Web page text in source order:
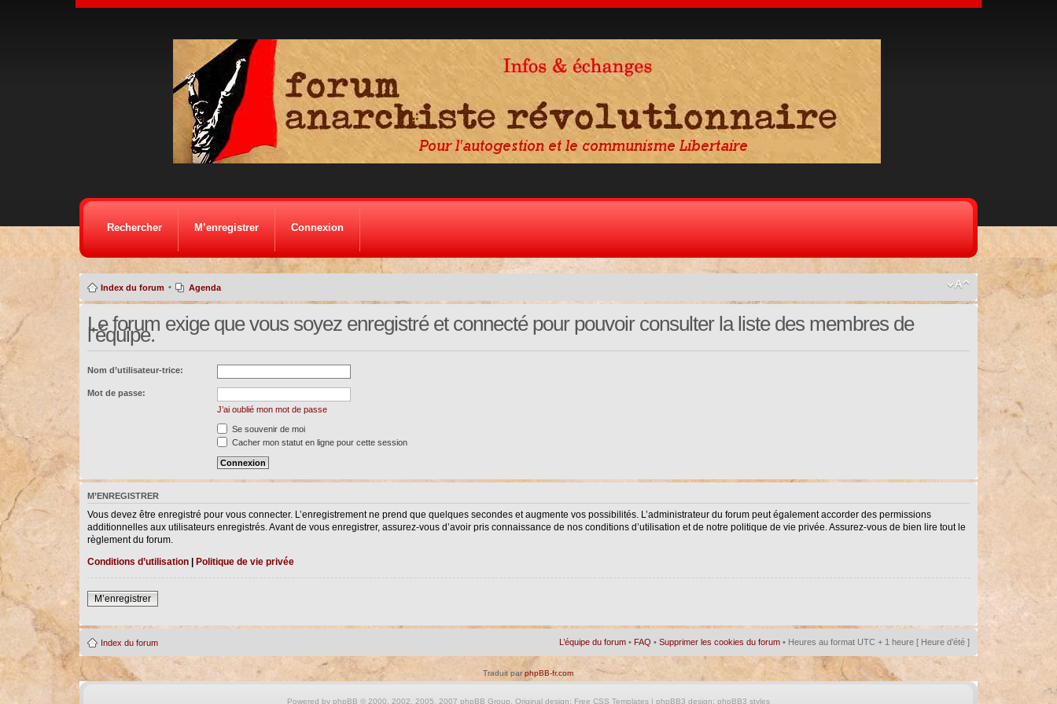
Rechercher M’enregistrer Connexion
Index du forum • Agenda
Le forum exige que vous soyez enregistré et connecté pour pouvoir consulter la liste des membres de
l’équipe.
Nom d’utilisateur-trice:
Mot de passe:
J’ai oublié mon mot de passe
Se souvenir de moi
Cacher mon statut en ligne pour cette session
M’ENREGISTRER
Vous devez être enregistré pour vous connecter. L’enregistrement ne prend que quelques secondes et augmente vos possibilités. L’administrateur du forum peut également accorder des permissions
additionnelles aux utilisateurs enregistrés. Avant de vous enregistrer, assurez-vous d’avoir pris connaissance de nos conditions d’utilisation et de notre politique de vie privée. Assurez-vous de bien lire tout le
règlement du forum.
Conditions d’utilisation| Politique de vie privée
M’enregistrer
Index du forum L’équipe du forum • FAQ •Supprimer les cookies du forum • Heures au format UTC + 1 heure [ Heure d’été ]
Traduit parphpBB-fr.com
Powered by phpBB © 2000, 2002, 2005, 2007 phpBB Group. Original design: Free CSS Templates| phpBB3 design: phpBB3 styles